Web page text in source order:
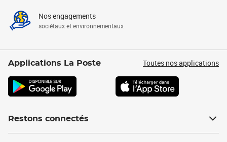
Nos engagements
sociétaux et environnementaux
Applications La Poste Toutes nos applications
Restons connectés